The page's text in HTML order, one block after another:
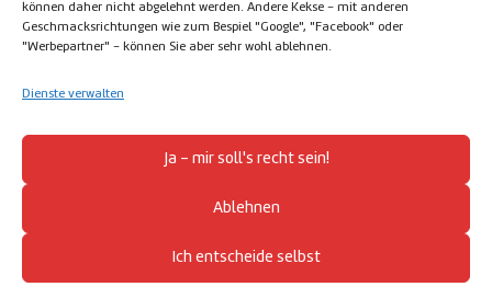
können daher nicht abgelehnt werden. Andere Kekse - mit anderen
Geschmacksrichtungen wie zum Bespiel "Google", "Facebook" oder
"Werbepartner" - können Sie aber sehr wohl ablehnen.
Dienste verwalten
Ja - mir soll's recht sein!
Ablehnen
Ich entscheide selbst
Impressum
Datenschutz